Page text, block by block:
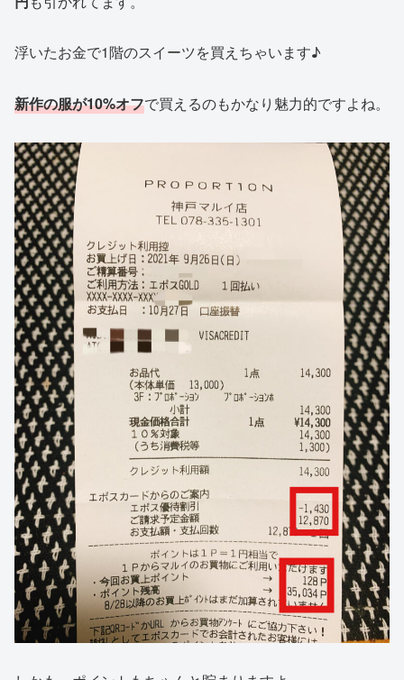
浮いたお金で1階のスイーツを買えちゃいます♪
新作の服が10%オフで買えるのもかなり魅力的ですよね。